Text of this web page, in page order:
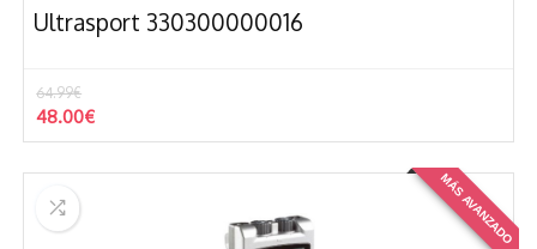
Ultrasport 330300000016
64.99€
El
precio
64.99€.
48.00€El
precio
MÁS AVANZADO